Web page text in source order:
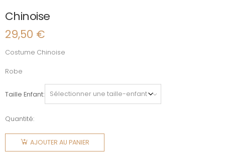
Chinoise
29,50 €
Costume Chinoise
Robe
Taille Enfant
Quantité:
quantité
Chinoise
AJOUTER AU PANIER